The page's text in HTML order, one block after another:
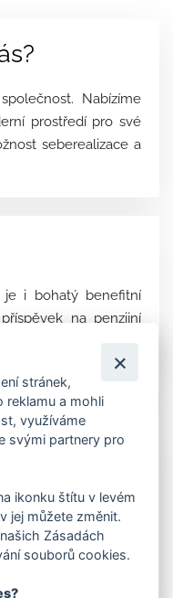
Nabízíme
prostředí pro své
seberealizace a
je i bohatý benefitní
na penzijní
způsobem.
etikou.
stránek,
reklamu a mohli
využíváme
svými partnery pro
ikonku štítu v levém
jej můžete změnit.
Zásadách
souborů cookies.